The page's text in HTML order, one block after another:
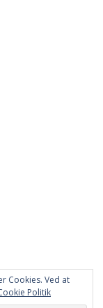
Cookies. Ved at
Politik